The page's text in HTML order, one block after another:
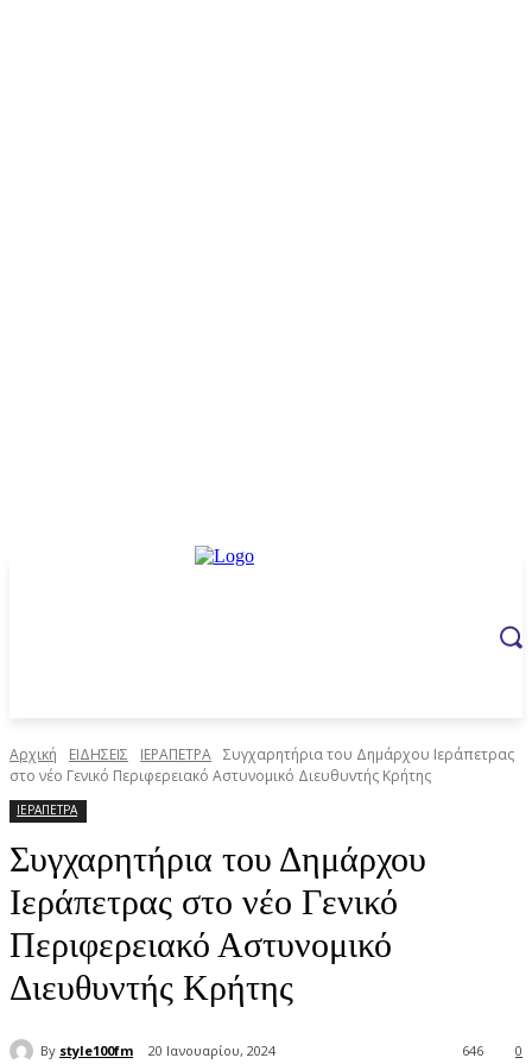
Αρχική ΕΙΔΗΣΕΙΣ ΙΕΡΑΠΕΤΡΑ Συγχαρητήρια του Δημάρχου Ιεράπετρας
στο νέο Γενικό Περιφερειακό Αστυνομικό Διευθυντής Κρήτης
ΙΕΡΑΠΕΤΡΑ
Συγχαρητήρια του Δημάρχου
Ιεράπετρας στο νέο Γενικό
Περιφερειακό Αστυνομικό
Διευθυντής Κρήτης
By style100fm 20 Ιανουαρίου, 2024 0
646